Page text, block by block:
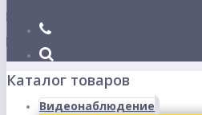
Каталог товаров
Видеонаблюдение